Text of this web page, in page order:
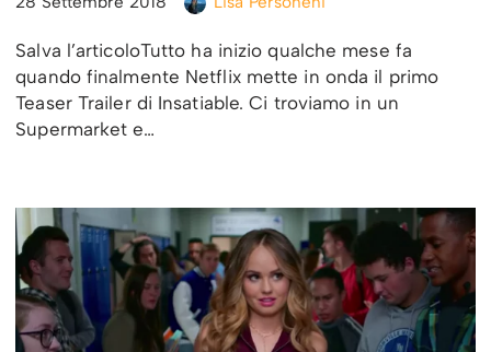
Salva l’articoloTutto ha inizio qualche mese fa
quando finalmente Netflix mette in onda il primo
Teaser Trailer di Insatiable. Ci troviamo in un
Supermarket e…